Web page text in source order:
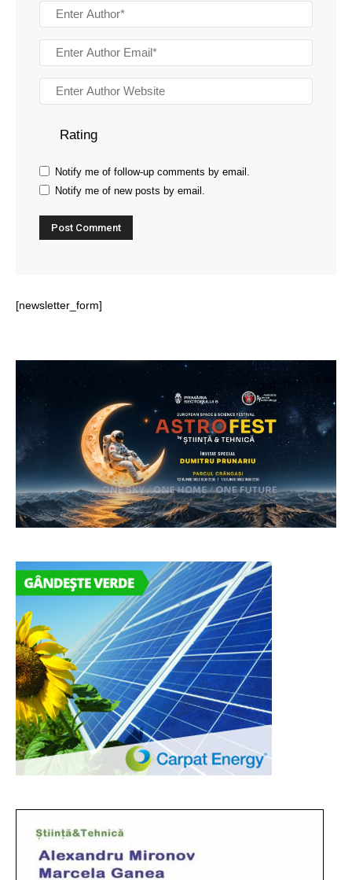
Rating
Notify me of follow-up comments by email.
Notify me of new posts by email.
[newsletter_form]